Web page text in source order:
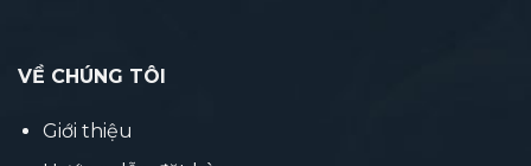
VỀ CHÚNG TÔI
Giới thiệu